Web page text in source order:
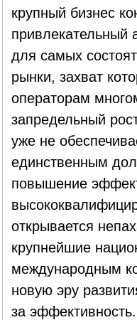
крупный бизнес
привлекательный
для самых
рынки, захват
операторам
запредельный
уже не
единственным
повышение
открывается
крупнейшие
международным
новую эру
за